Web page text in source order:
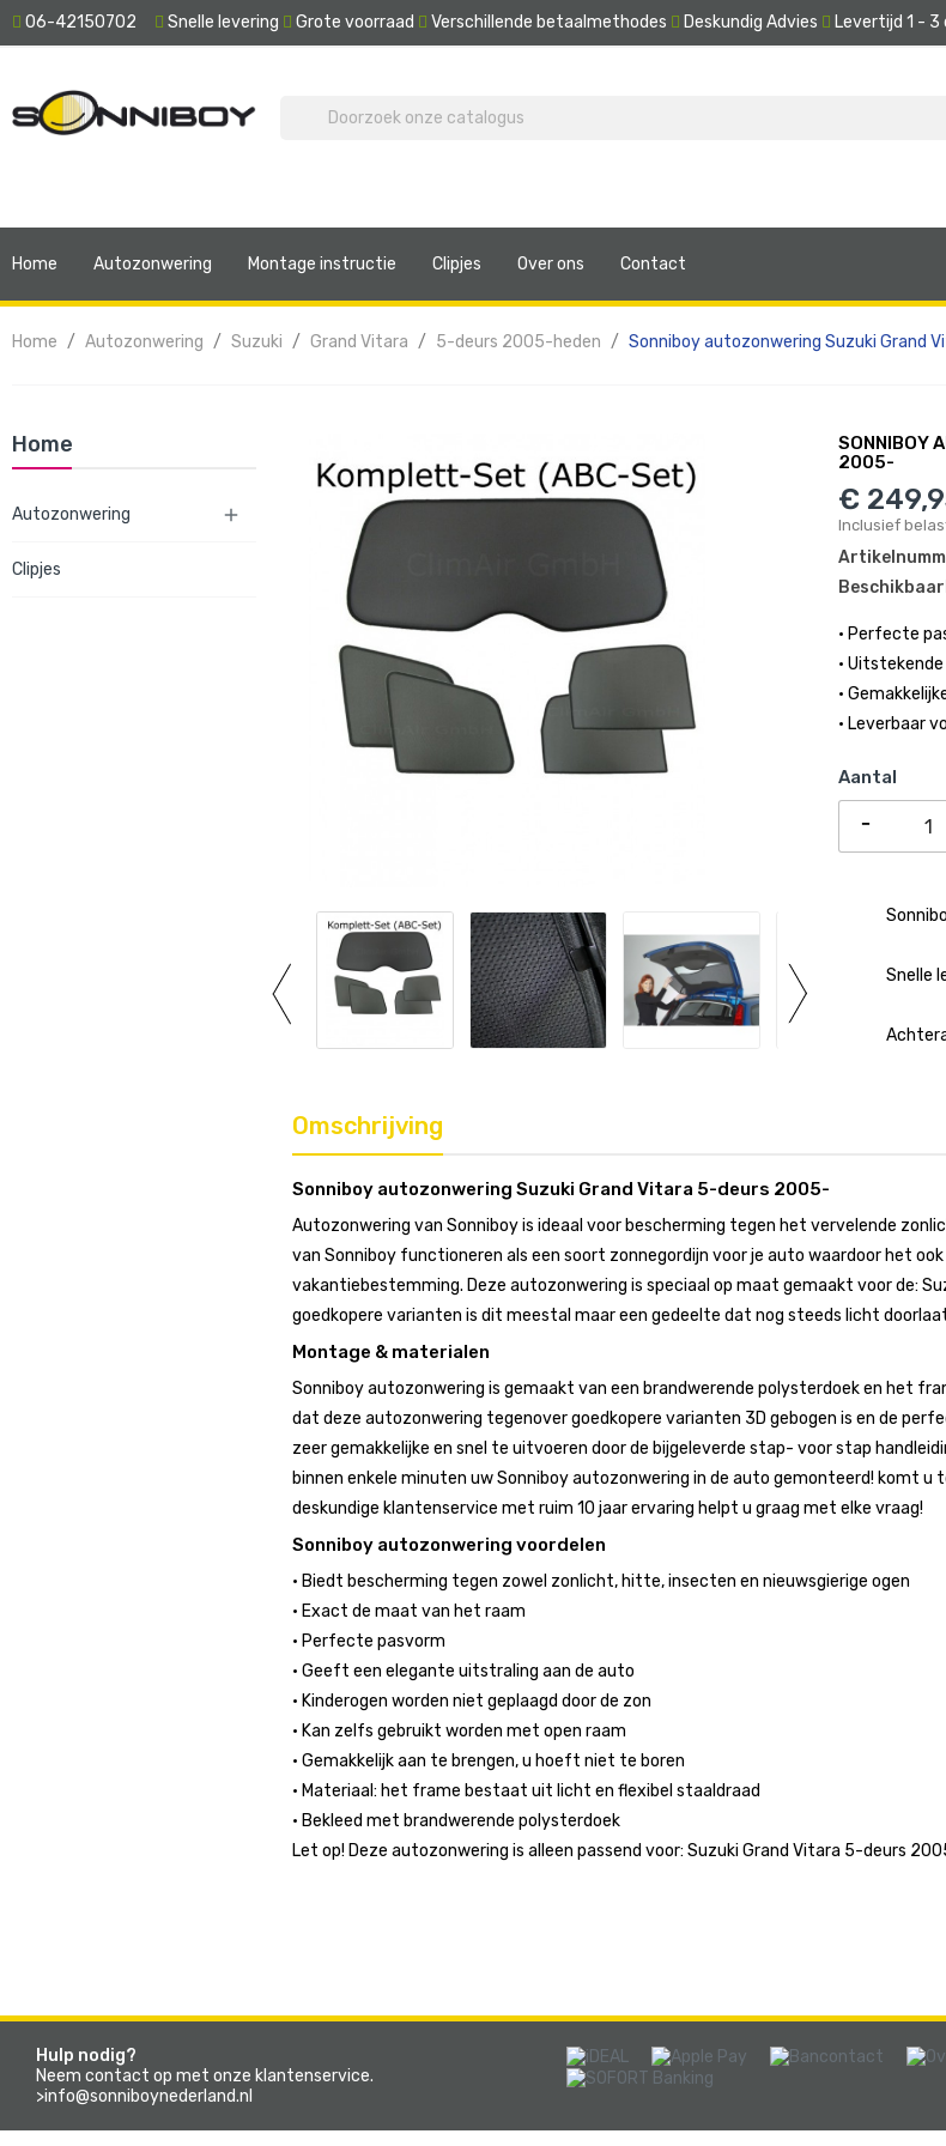
06-42150702 Snelle levering Grote voorraad Verschillende betaalmethodes Deskundig Advies Levertijd 1 - 3
Home Autozonwering Montage instructie Clipjes Over ons Contact
Home Autozonwering Suzuki Grand Vitara 5-deurs 2005-heden Sonniboy autozonwering Suzuki Grand
Home
Autozonwering 
Clipjes
SONNIBOY
2005-
€
Inclusief
• Perfecte
•
•
• Leverbaar
Aantal
Snelle
Omschrijving
Sonniboy autozonwering Suzuki Grand Vitara 5-deurs 2005-
Autozonwering van Sonniboy is ideaal voor bescherming tegen het vervelende
van Sonniboy functioneren als een soort zonnegordijn voor je auto waardoor het
vakantiebestemming. Deze autozonwering is speciaal op maat gemaakt voor de:
goedkopere varianten is dit meestal maar een gedeelte dat nog steeds licht
Montage & materialen
Sonniboy autozonwering is gemaakt van een brandwerende polysterdoek en het
dat deze autozonwering tegenover goedkopere varianten 3D gebogen is en de
zeer gemakkelijke en snel te uitvoeren door de bijgeleverde stap- voor stap
binnen enkele minuten uw Sonniboy autozonwering in de auto gemonteerd! komt
deskundige klantenservice met ruim 10 jaar ervaring helpt u graag met elke vraag!
Sonniboy autozonwering voordelen
• Biedt bescherming tegen zowel zonlicht, hitte, insecten en nieuwsgierige ogen
• Exact de maat van het raam
• Perfecte pasvorm
• Geeft een elegante uitstraling aan de auto
• Kinderogen worden niet geplaagd door de zon
• Kan zelfs gebruikt worden met open raam
• Gemakkelijk aan te brengen, u hoeft niet te boren
• Materiaal: het frame bestaat uit licht en flexibel staaldraad
• Bekleed met brandwerende polysterdoek
Let op! Deze autozonwering is alleen passend voor: Suzuki Grand Vitara 5-deurs
Hulp nodig?
Neem contact op met onze klantenservice.
>info@sonniboynederland.nl